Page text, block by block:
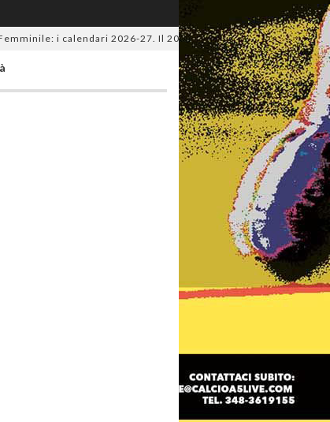
i calendari 2026-27. Il 20 agosto la presentazione della Serie